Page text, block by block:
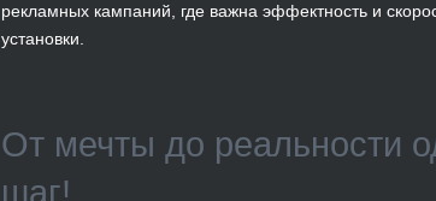
рекламных кампаний, где важна эффектность и
установки.
От мечты до реальности
шаг!